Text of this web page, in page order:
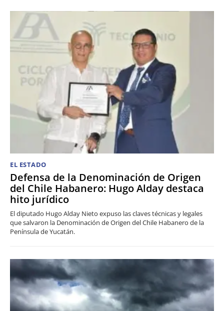
EL ESTADO
Defensa de la Denominación de Origen
del Chile Habanero: Hugo Alday destaca
hito jurídico
El diputado Hugo Alday Nieto expuso las claves técnicas y legales
que salvaron la Denominación de Origen del Chile Habanero de la
Península de Yucatán.